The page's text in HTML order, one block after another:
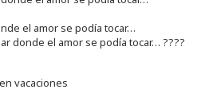
el amor se podía tocar…
donde el amor se podía tocar… ????